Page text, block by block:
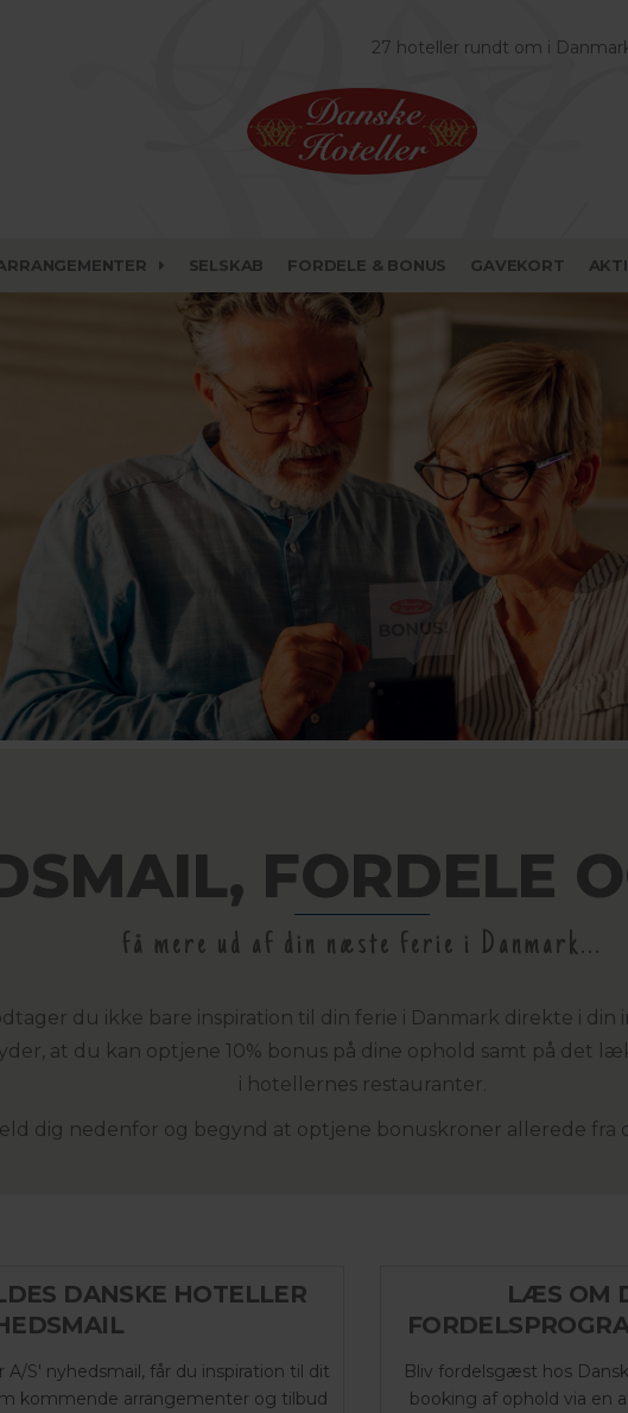
27 hoteller rundt om i
SELSKAB FORDELE & BONUS GAVEKORT
FORDELE
få mere ud af din næste ferie i Danmark...
du ikke bare inspiration til din ferie i Danmark direkte i
at du kan optjene 10% bonus på dine ophold samt på det
i hotellernes restauranter.
dig nedenfor og begynd at optjene bonuskroner allerede fra
DANSKE HOTELLER
S' nyhedsmail, får du inspiration til dit
kommende arrangementer og tilbud
LÆS OM
Bliv fordelsgæst hos
booking af ophold via en